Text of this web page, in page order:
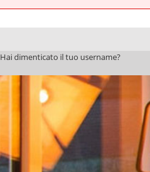
Hai dimenticato il tuo username?